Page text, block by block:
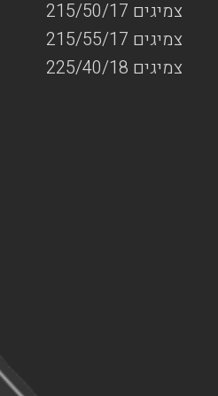
צמיגים 215/50/17
צמיגים 215/55/17
צמיגים 225/40/18